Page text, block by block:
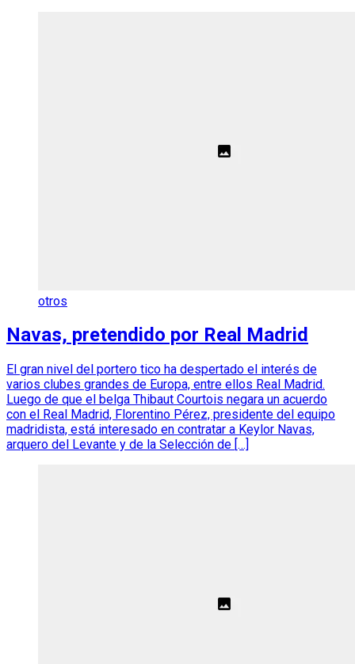
otros
Navas, pretendido por Real Madrid
El gran nivel del portero tico ha despertado el interés de
varios clubes grandes de Europa, entre ellos Real Madrid.
Luego de que el belga Thibaut Courtois negara un acuerdo
con el Real Madrid, Florentino Pérez, presidente del equipo
madridista, está interesado en contratar a Keylor Navas,
arquero del Levante y de la Selección de […]